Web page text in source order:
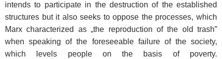
intends to participate in the destruction of the established
structures but it also seeks to oppose the processes, which
Marx characterized as „the reproduction of the old trash”
when speaking of the foreseeable failure of the society,
which levels people on the basis of poverty.